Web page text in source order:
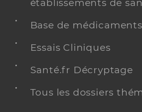
établissements de
Base de médicaments
Essais Cliniques
Santé.fr Décryptage
Tous les dossiers